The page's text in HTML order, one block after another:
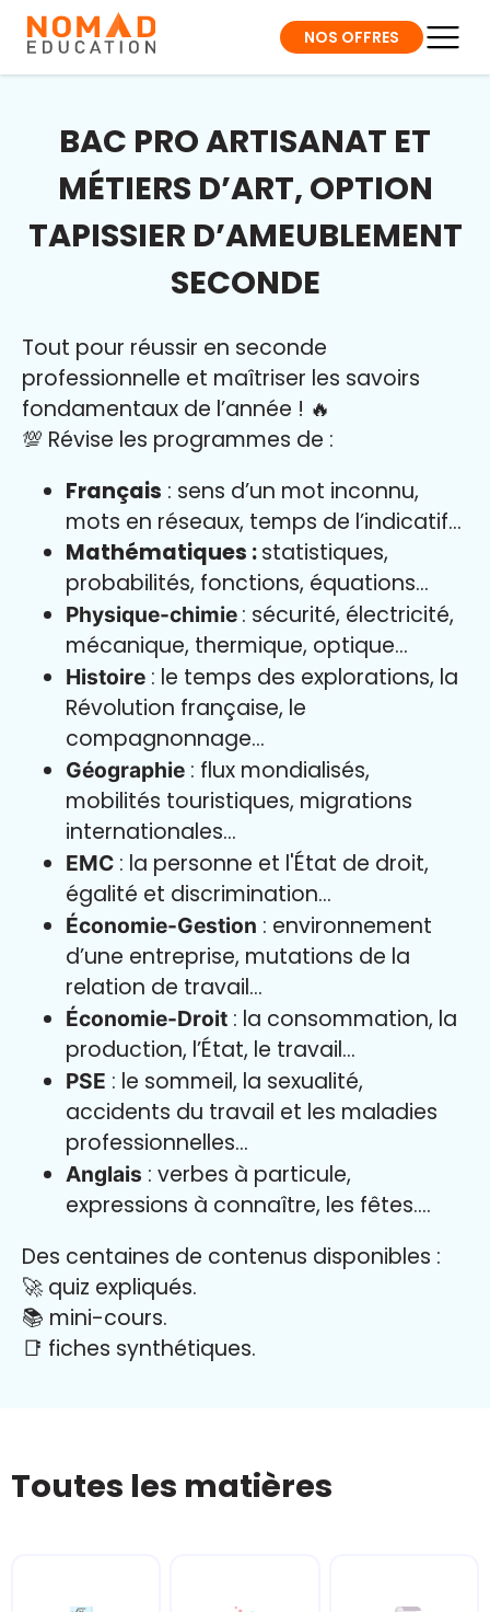
NOS OFFRES
BAC PRO ARTISANAT ET
MÉTIERS D’ART, OPTION
TAPISSIER D’AMEUBLEMENT
SECONDE
Tout pour réussir en seconde
professionnelle et maîtriser les savoirs
fondamentaux de l’année ! 🔥
💯 Révise les programmes de :
Français : sens d’un mot inconnu,
mots en réseaux, temps de l’indicatif…
Mathématiques :statistiques,
probabilités, fonctions, équations…
Physique-chimie : sécurité, électricité,
mécanique, thermique, optique…
Histoire : le temps des explorations, la
Révolution française, le
compagnonnage…
Géographie : flux mondialisés,
mobilités touristiques, migrations
internationales…
EMC : la personne et l'État de droit,
égalité et discrimination…
Économie-Gestion : environnement
d’une entreprise, mutations de la
relation de travail…
Économie-Droit : la consommation, la
production, l’État, le travail…
PSE : le sommeil, la sexualité,
accidents du travail et les maladies
professionnelles…
Anglais : verbes à particule,
expressions à connaître, les fêtes….
Des centaines de contenus disponibles :
🚀 quiz expliqués.
📚 mini-cours.
📑 fiches synthétiques.
Toutes les matières